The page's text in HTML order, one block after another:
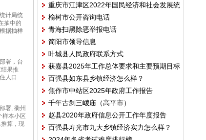
计局统
抽中的
据抽样
署，台
果推
人口
署, 衢州
样本小区
算，现
重庆市江津区2022年国民经济和社会发展统
计公报
榆树市公开咨询电话
青海扫黑除恶举报电话
简阳市领导信息
叶城县人民政府联系方式
获嘉县2025年工作总体要求和主要预期目标
百强县如东县乡镇经济怎么样？
焦作市中站区2025年政府工作报告
千年古刹三嵕庙（高平市）
赵县2020年政府信息公开工作年度报告
百强县寿光市九大乡镇经济实力怎么样？